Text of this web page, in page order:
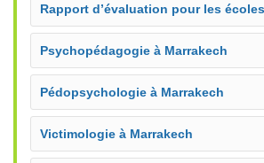
Rapport d’évaluation pour les
Psychopédagogie à Marrakech
Pédopsychologie à Marrakech
Victimologie à Marrakech